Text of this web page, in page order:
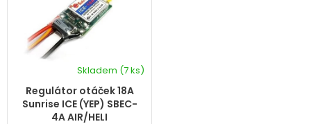
Regulátor otáček 18A
Sunrise ICE (YEP) SBEC-
4A AIR/HELI
Skladem (7 ks)